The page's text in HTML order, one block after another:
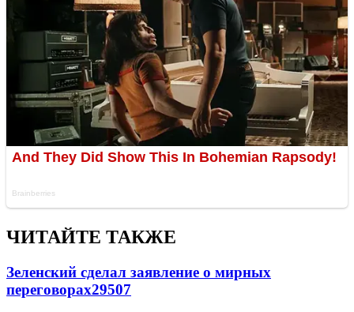
ЧИТАЙТЕ ТАКЖЕ
Зеленский сделал заявление о мирных
переговорах29507